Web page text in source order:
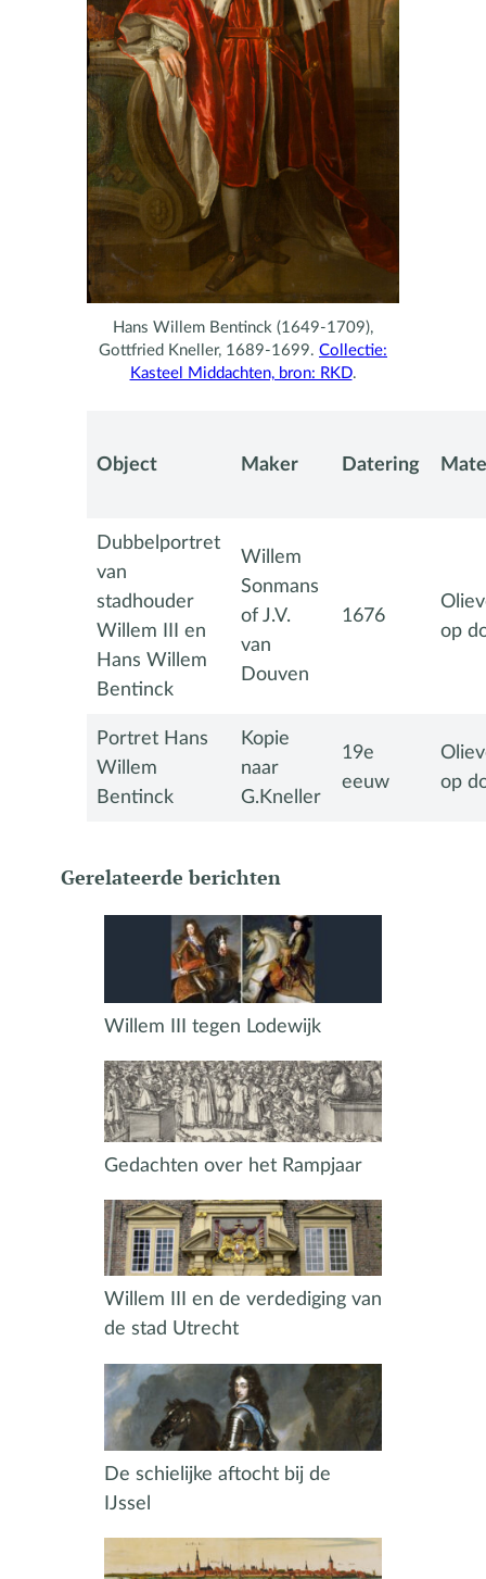
Hans Willem Bentinck (1649-1709),
Gottfried Kneller, 1689-1699. Collectie:
Kasteel Middachten, bron: RKD.
Object Maker Datering
Dubbelportret
van
stadhouder
Willem III en
Hans Willem
Bentinck
Willem
Sonmans
of J.V.
van
Douven
1676
op
Portret Hans
Willem
Bentinck
Kopie
naar
G.Kneller
19e
eeuw
op
Gerelateerde berichten
Willem III tegen Lodewijk
Gedachten over het Rampjaar
Willem III en de verdediging van
de stad Utrecht
De schielijke aftocht bij de
IJssel